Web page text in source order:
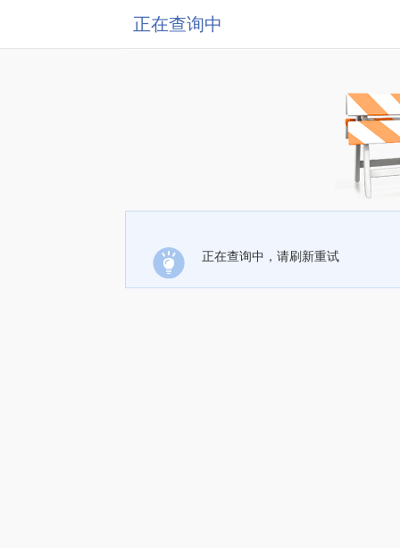
正在查询中
正在查询中，请刷新重试